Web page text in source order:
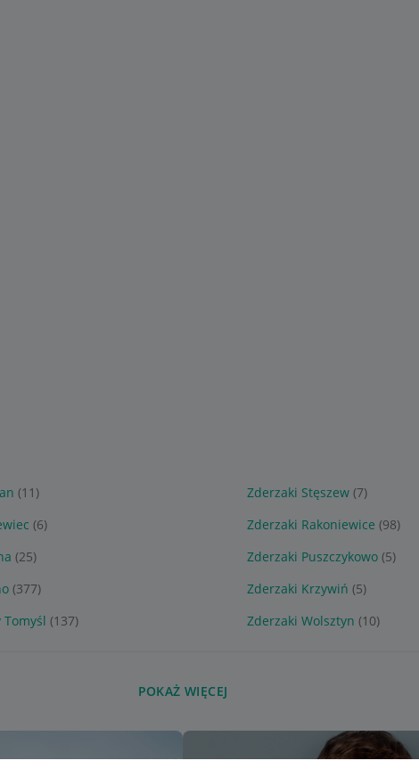
(11) Zderzaki Stęszew (7)
(6) Zderzaki Rakoniewice (98)
(25) Zderzaki Puszczykowo (5)
(377) Zderzaki Krzywiń (5)
(137) Zderzaki Wolsztyn (10)
POKAŻ WIĘCEJ